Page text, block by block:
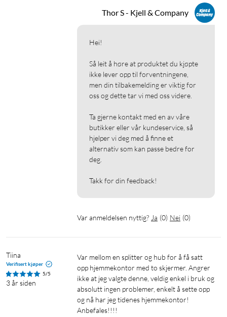
Thor S - Kjell & Company
Hei!
Så leit å høre at produktet du kjøpte
ikke lever opp til forventningene,
men din tilbakemelding er viktig for
oss og dette tar vi med oss videre.
Ta gjerne kontakt med en av våre
butikker eller vår kundeservice, så
hjelper vi deg med å finne et
alternativ som kan passe bedre for
deg.
Takk for din feedback!
Var anmeldelsen nyttig? Ja (0) Nei (0)
Tiina
Verifisert kjøper
5/5
3 år siden
Var mellom en splitter og hub for å få satt
opp hjemmekontor med to skjermer. Angrer
ikke at jeg valgte denne, veldig enkel i bruk og
absolutt ingen problemer, enkelt å sette opp
og nå har jeg tidenes hjemmekontor!
Anbefales!!!!